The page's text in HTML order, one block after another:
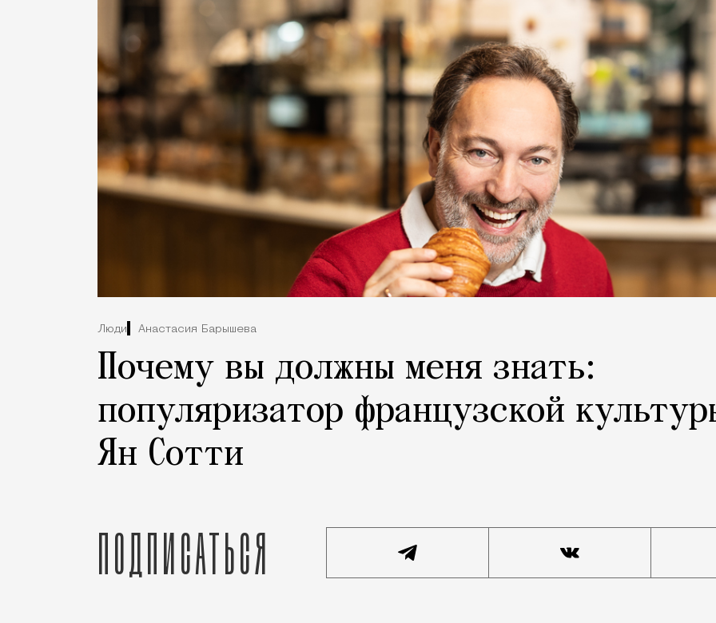
Люди Анастасия Барышева
Почему вы должны меня знать:
популяризатор французской
Ян Сотти
Подписаться